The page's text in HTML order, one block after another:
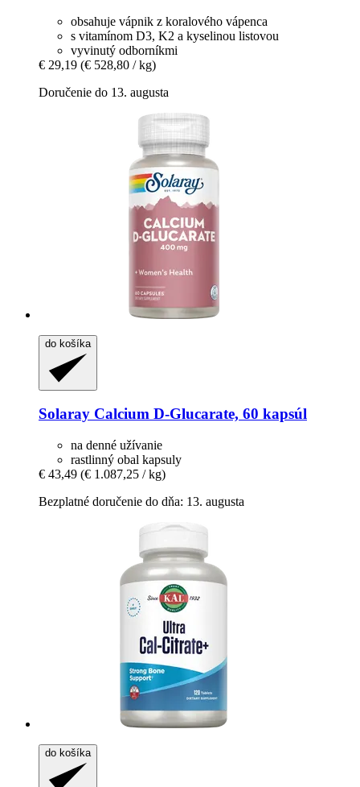
obsahuje vápnik z koralového vápenca
s vitamínom D3, K2 a kyselinou listovou
vyvinutý odborníkmi
€ 29,19 (€ 528,80 / kg)
Doručenie do 13. augusta
do košíka
Solaray Calcium D-​Glucarate, 60 kapsúl
na denné užívanie
rastlinný obal kapsuly
€ 43,49 (€ 1.087,25 / kg)
Bezplatné doručenie do dňa: 13. augusta
do košíka